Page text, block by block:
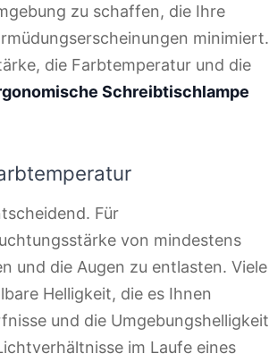
zu schaffen, die Ihre
minimiert.
die Farbtemperatur und die
Schreibtischlampe
Für
von mindestens
und die Augen zu entlasten. Viele
Helligkeit, die es Ihnen
und die Umgebungshelligkeit
im Laufe eines